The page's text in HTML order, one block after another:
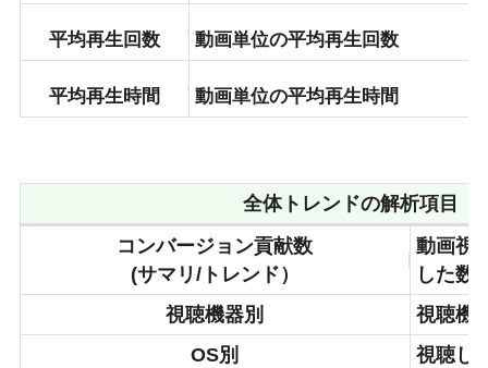
平均再生回数 動画単位の平均再生回数
平均再生時間 動画単位の平均再生時間
全体トレンドの解析項目
コンバージョン貢献数
(サマリ/トレンド）
動画視
した数
視聴機器別
視聴機
OS別 視聴し